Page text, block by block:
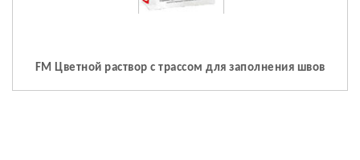
FM Цветной раствор с трассом для заполнения швов